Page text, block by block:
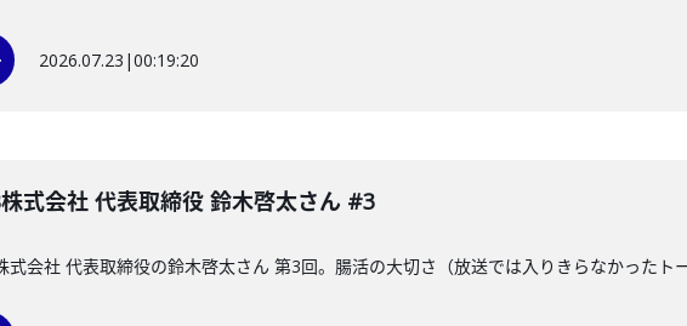
2026.07.23 |00:19:20
式会社 代表取締役 鈴木啓太さん #3
式会社 代表取締役の鈴木啓太さん 第3回。腸活の大切さ（放送では入りきらなかったト